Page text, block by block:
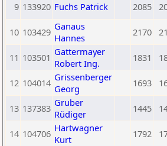
9 133920 Fuchs Patrick 2085
10 103429 Ganaus
Hannes
2170
11 103501 Gattermayer
Robert Ing.
1831
12 104014 Grissenberger
Georg
1693
13 137383 Gruber
Rüdiger
1445
14 104706 Hartwagner
Kurt
1792